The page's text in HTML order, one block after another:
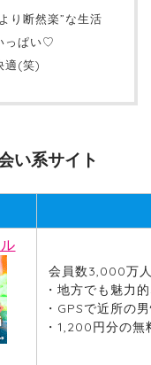
り断然楽”な生活
っぱい♡
適(笑)
い系サイト
会員数3,000万
・地方でも魅力
・GPSで近所の
・1,200円分の